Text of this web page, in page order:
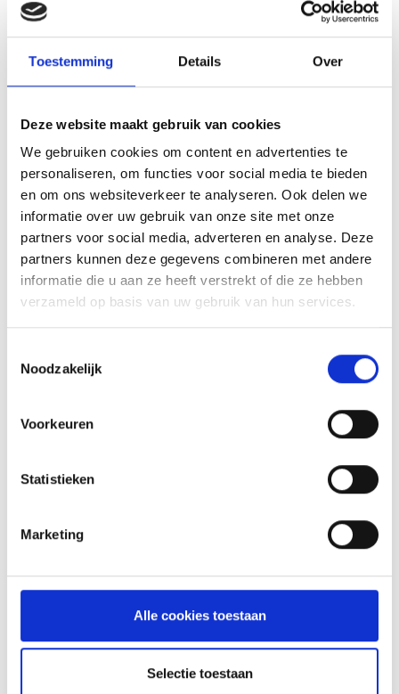
Toestemming Details Over
Deze website maakt gebruik van cookies
We gebruiken cookies om content en advertenties te
personaliseren, om functies voor social media te bieden
en om ons websiteverkeer te analyseren. Ook delen we
informatie over uw gebruik van onze site met onze
partners voor social media, adverteren en analyse. Deze
partners kunnen deze gegevens combineren met andere
informatie die u aan ze heeft verstrekt of die ze hebben
verzameld op basis van uw gebruik van hun services.
Noodzakelijk
Voorkeuren
Statistieken
Marketing
Alle cookies toestaan
Selectie toestaan
VITELLO TONNATO VAN DE
SEARWOOD
RECEPT
ASSORTIMENT
BARBECUE'S